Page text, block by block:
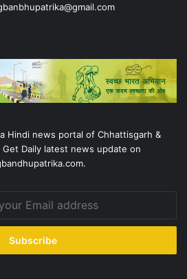
Hindi news portal of Chhattisgarh &
Get Daily latest news update on